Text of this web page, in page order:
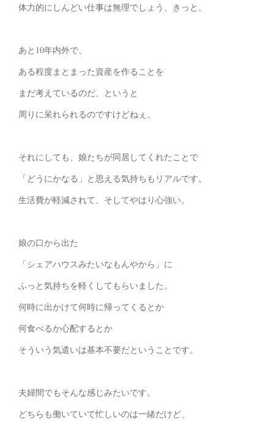
体力的にしんどい仕事は無理でしょう、きっと。
あと10年内外で、
ある程度まとまった資産を作ることを
まだ考えているのだ、というと
周りに呆れられるのですけどねぇ。
それにしても、娘たちが同居してくれたことで
「どうにかなる」と思える気持ちもリアルです。
生活費が軽減されて、そしてやはり心強い。
娘の口から出た
「シェアハウスみたいなもんやから」に
ふっと気持ちを軽くしてもらいました。
何時に出かけて何時に帰ってくるとか
何食べるか心配するとか
そういう気遣いは基本不要だということです。
夫婦間でもそんな感じみたいです。
どちらも働いていて忙しいのは一緒だけど、